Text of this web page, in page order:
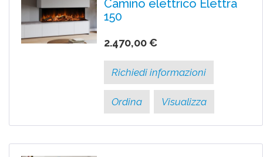
Camino elettrico Elettra
150
2.470,00 €
Richiedi informazioni
Ordina Visualizza